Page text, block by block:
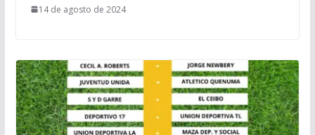
14 de agosto de 2024